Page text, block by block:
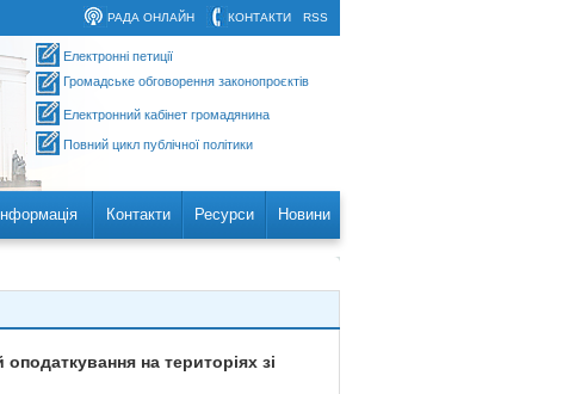
RSS
КОНТАКТИ
РАДА ОНЛАЙН
Електронні петиції
Громадське обговорення законопроєктів
Електронний кабінет громадянина
Повний цикл публічної політики
Інформація Контакти Ресурси Новини
на територіях зі